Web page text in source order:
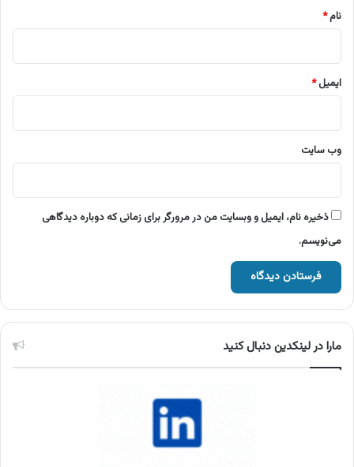
نام*
ایمیل*
وب‌ سایت
ذخیره نام، ایمیل و وبسایت من در مرورگر برای زمانی که دوباره دیدگاهی
می‌نویسم.
مارا در لینکدین دنبال کنید